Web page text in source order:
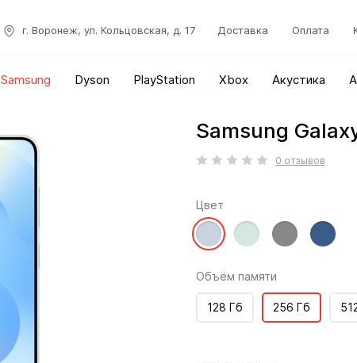
г. Воронеж, ул. Кольцовская, д. 17 Доставка Оплата
Samsung Dyson PlayStation Xbox Акустика
Samsung
0 отзывов
Цвет
Объём памяти
256 Гб
128 Гб